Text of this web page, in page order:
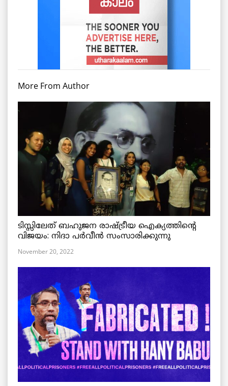
More From Author
ടിസ്സിലേത് ബഹുജന രാഷ്ട്രീയ ഐക്യത്തിന്റെ
വിജയം: നിദാ പർവീൻ സംസാരിക്കുന്നു
November 20, 2022